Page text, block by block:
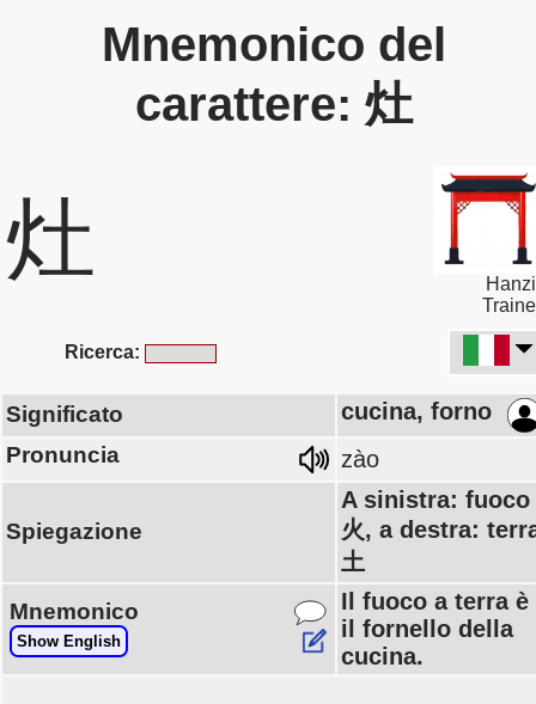
Mnemonico del
carattere: 灶
灶
Ricerca:
Significato cucina, forno
Pronuncia zào
Spiegazione
A sinistra: fuoco
火, a destra:
土
Mnemonico
Show English
Il fuoco a terra è
il fornello della
cucina.